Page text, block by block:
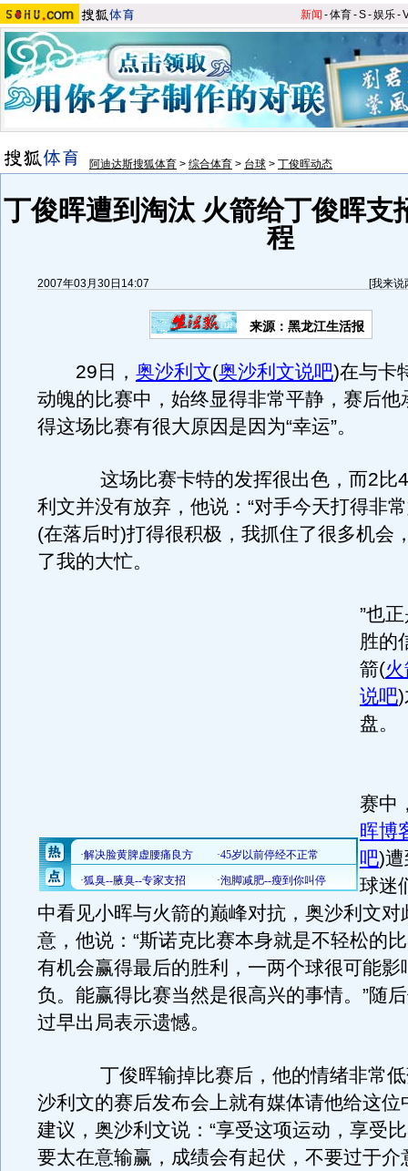
新闻 -体育-S-娱乐-
阿迪达斯搜狐体育 > 综合体育 > 台球 > 丁俊晖动态
丁俊晖遭到淘汰 火箭给丁俊晖支
程
2007年03月30日14:07 [我来说
来源：黑龙江生活报
29日， 奥沙利文(奥沙利文说吧)在与卡
动魄的比赛中，始终显得非常平静，赛后他
得这场比赛有很大原因是因为“幸运”。
这场比赛卡特的发挥很出色，而2比4
利文并没有放弃，他说：“对手今天打得非
(在落后时)打得很积极，我抓住了很多机会
了我的大忙。
”也
胜的
箭(
说吧)
盘。
赛中
晖博
吧)
球迷
中看见小晖与火箭的巅峰对抗，奥沙利文对
意，他说：“斯诺克比赛本身就是不轻松的
有机会赢得最后的胜利，一两个球很可能影
负。能赢得比赛当然是很高兴的事情。”随
过早出局表示遗憾。
丁俊晖输掉比赛后，他的情绪非常低
沙利文的赛后发布会上就有媒体请他给这位
建议，奥沙利文说：“享受这项运动，享受
要太在意输赢，成绩会有起伏，不要过于介